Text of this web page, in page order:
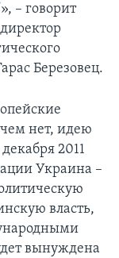
– говорит
Березовец.
нет, идею
2011
Украина –
власть,
вынуждена